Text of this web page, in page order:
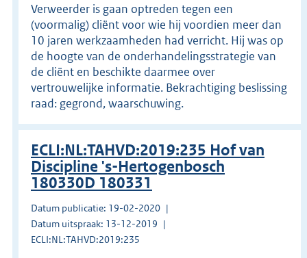
Verweerder is gaan optreden tegen een
(voormalig) cliënt voor wie hij voordien meer dan
10 jaren werkzaamheden had verricht. Hij was op
de hoogte van de onderhandelingsstrategie van
de cliënt en beschikte daarmee over
vertrouwelijke informatie. Bekrachtiging beslissing
raad: gegrond, waarschuwing.
ECLI:NL:TAHVD:2019:235 Hof van
Discipline 's-Hertogenbosch
180330D 180331
Datum publicatie: 19-02-2020
Datum uitspraak: 13-12-2019
ECLI:NL:TAHVD:2019:235